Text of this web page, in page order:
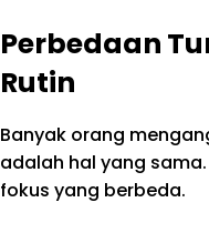
Perbedaan
Rutin
Banyak orang
adalah hal yang
fokus yang berbeda.